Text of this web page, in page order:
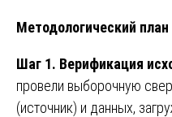
Методологический
Шаг 1. Верификация
провели выборочную
(источник) и данных,